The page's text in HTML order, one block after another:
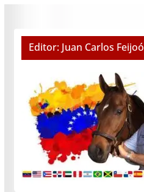
Editor: Juan Carlos Feijoó